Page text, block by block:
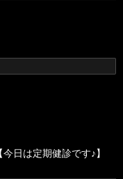
日は定期健診です♪】